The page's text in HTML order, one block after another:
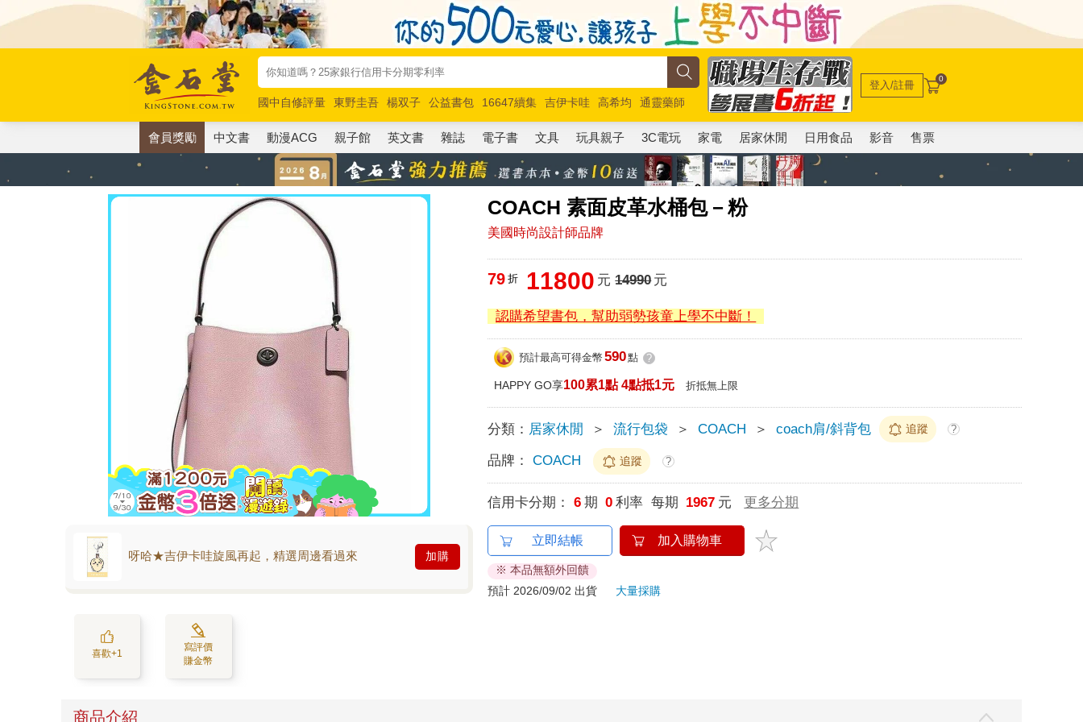
國中自修評量 東野圭吾 楊双子 公益書包 16647續集 吉伊卡哇 高希均
通靈藥師
唯紅花綻放
奧德賽 路邊攤新作 馬斯克 玩具總動員5 超慢跑
登入/註冊 0
會員獎勵 中文書 動漫ACG 親子館 英文書 雜誌 電子書 文具 玩具親子 3C電玩 家電 居家休閒 日用食品 影音 售票
COACH 素面皮革水桶包－粉
美國時尚設計師品牌
呀哈★吉伊卡哇旋風再起，精選周邊看過來 加購
喜歡+1
寫評價
賺金幣
79 折 11800 元 14990元
認購希望書包，幫助弱勢孩童上學不中斷！
預計最高可得金幣 590點 ?
HAPPY GO享100累1點 4點抵1元 折抵無上限
分類： 居家休閒 ＞ 流行包袋 ＞ COACH ＞ coach肩/斜背包 追蹤 ?
品牌： COACH 追蹤 ?
信用卡分期： 6 期 0 利率 每期 1967 元 更多分期
立即結帳 加入購物車
※ 本品無額外回饋
預計 2026/09/02 出貨
大量採購
商品介紹